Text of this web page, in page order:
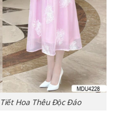
Hoa Thêu Độc Đáo